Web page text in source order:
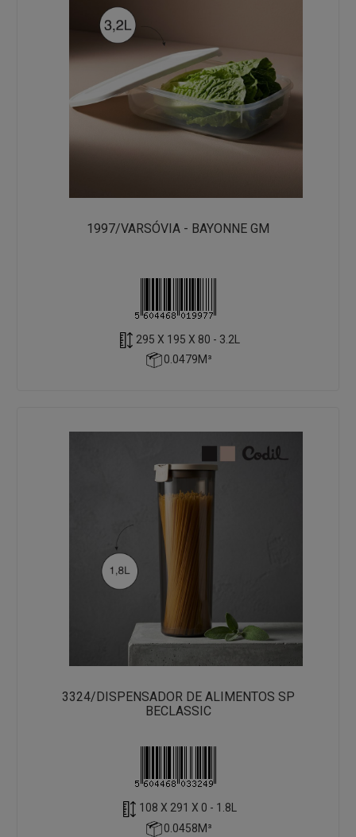
1997/VARSÓVIA - BAYONNE GM
295 X 195 X 80 - 3.2L
0.0479M³
3324/DISPENSADOR DE ALIMENTOS SP
BECLASSIC
108 X 291 X 0 - 1.8L
0.0458M³